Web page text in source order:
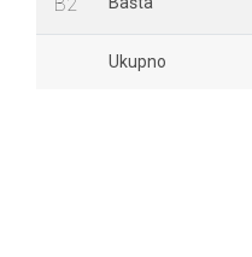
Ukupno